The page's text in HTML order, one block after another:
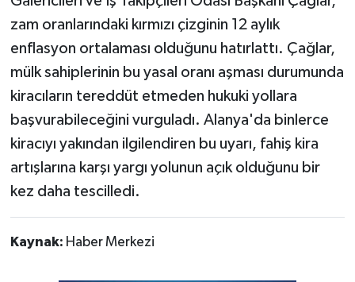
zam oranlarındaki kırmızı çizginin 12 aylık
enflasyon ortalaması olduğunu hatırlattı. Çağlar,
mülk sahiplerinin bu yasal oranı aşması durumunda
kiracıların tereddüt etmeden hukuki yollara
başvurabileceğini vurguladı. Alanya'da binlerce
kiracıyı yakından ilgilendiren bu uyarı, fahiş kira
artışlarına karşı yargı yolunun açık olduğunu bir
kez daha tescilledi.
Kaynak: Haber Merkezi